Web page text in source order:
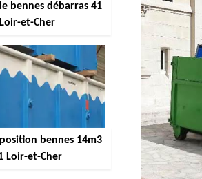
bennes débarras 41
Loir-et-Cher
bennes 14m3
Loir-et-Cher